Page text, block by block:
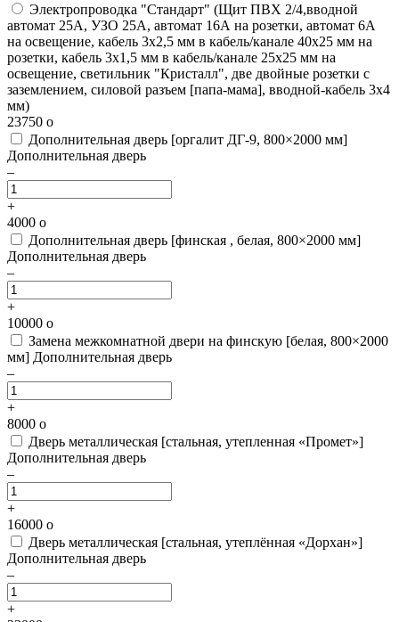
Электропроводка "Стандарт" (Щит ПВХ 2/4,вводной
автомат 25А, УЗО 25А, автомат 16А на розетки, автомат 6А
на освещение, кабель 3х2,5 мм в кабель/канале 40х25 мм на
розетки, кабель 3х1,5 мм в кабель/канале 25х25 мм на
освещение, светильник "Кристалл", две двойные розетки с
заземлением, силовой разъем [папа-мама], вводной-кабель 3х4
мм)
23750 o
Дополнительная дверь [оргалит ДГ-9, 800×2000 мм]
Дополнительная дверь
–
+
4000 o
Дополнительная дверь [финская , белая, 800×2000 мм]
Дополнительная дверь
–
+
10000 o
Замена межкомнатной двери на финскую [белая, 800×2000
мм] Дополнительная дверь
–
+
8000 o
Дверь металлическая [стальная, утепленная «Промет»]
Дополнительная дверь
–
+
16000 o
Дверь металлическая [стальная, утеплённая «Дорхан»]
Дополнительная дверь
–
+